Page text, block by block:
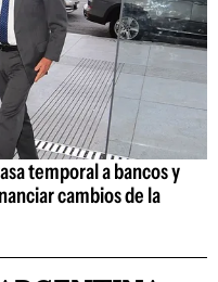
temporal a bancos y
cambios de la